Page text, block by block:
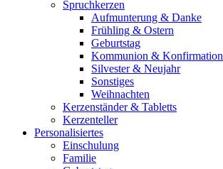
Spruchkerzen
Aufmunterung & Danke
Frühling & Ostern
Geburtstag
Kommunion & Konfirmation
Silvester & Neujahr
Sonstiges
Weihnachten
Kerzenständer & Tabletts
Kerzenteller
Personalisiertes
Einschulung
Familie